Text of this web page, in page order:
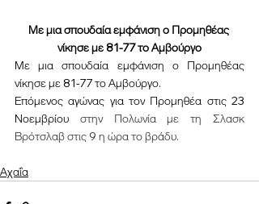
Με μια σπουδαία εμφάνιση ο Προμηθέας
νίκησε με 81-77 το Αμβούργο
Με μια σπουδαία εμφάνιση ο Προμηθέας
νίκησε με 81-77 το Αμβούργο.
Επόμενος αγώνας για τον Προμηθέα στις 23
Νοεμβρίου στην Πολωνία με τη Σλασκ
Βρότσλαβ στις 9 η ώρα το βράδυ.
Αχαΐα